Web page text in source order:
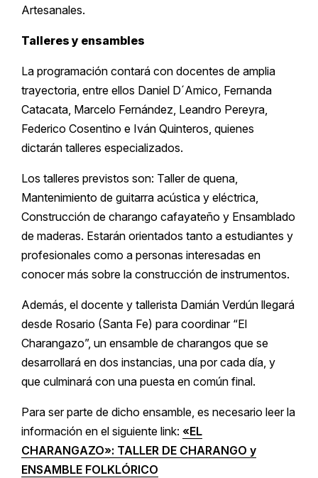
Artesanales.
Talleres y ensambles
La programación contará con docentes de amplia
trayectoria, entre ellos Daniel D´Amico, Fernanda
Catacata, Marcelo Fernández, Leandro Pereyra,
Federico Cosentino e Iván Quinteros, quienes
dictarán talleres especializados.
Los talleres previstos son: Taller de quena,
Mantenimiento de guitarra acústica y eléctrica,
Construcción de charango cafayateño y Ensamblado
de maderas. Estarán orientados tanto a estudiantes y
profesionales como a personas interesadas en
conocer más sobre la construcción de instrumentos.
Además, el docente y tallerista Damián Verdún llegará
desde Rosario (Santa Fe) para coordinar “El
Charangazo”, un ensamble de charangos que se
desarrollará en dos instancias, una por cada día, y
que culminará con una puesta en común final.
Para ser parte de dicho ensamble, es necesario leer la
información en el siguiente link: «EL
CHARANGAZO»: TALLER DE CHARANGO y
ENSAMBLE FOLKLÓRICO